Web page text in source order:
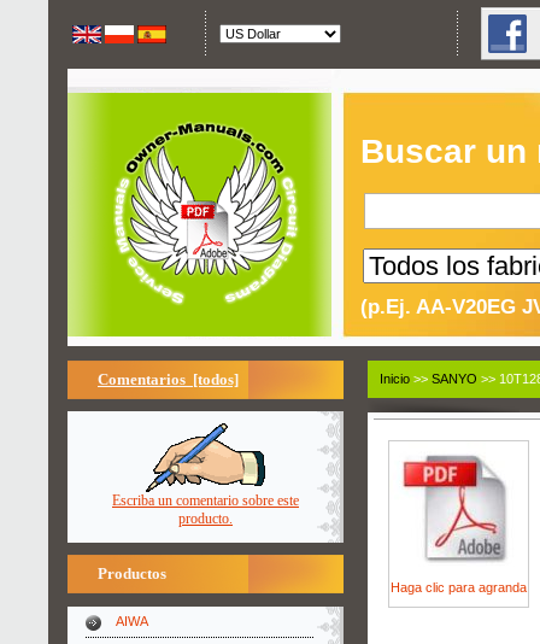
Buscar un
(p.Ej. AA-V20EG
Comentarios [todos]
Escriba un comentario sobre este
producto.
Productos
AIWA
Inicio >> SANYO >>
Haga clic para agranda